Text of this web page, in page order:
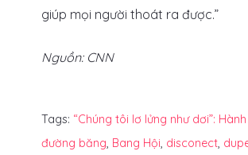
giúp mọi người thoát ra được.”
Nguồn: CNN
Tags: “Chúng tôi lơ lửng như dơi”:
đường băng Bang Hội disconect